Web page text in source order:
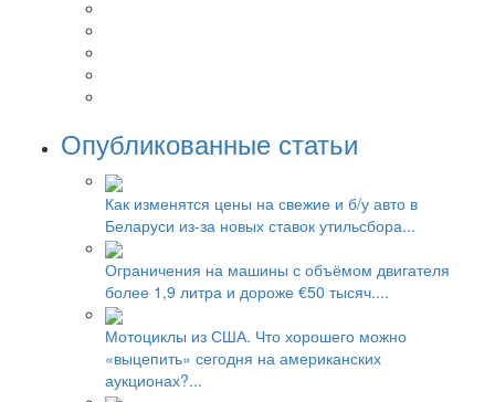
Опубликованные статьи
Как изменятся цены на свежие и б/у авто в
Беларуси из-за новых ставок утильсбора...
Ограничения на машины с объёмом двигателя
более 1,9 литра и дороже €50 тысяч....
Мотоциклы из США. Что хорошего можно
«выцепить» сегодня на американских
аукционах?...